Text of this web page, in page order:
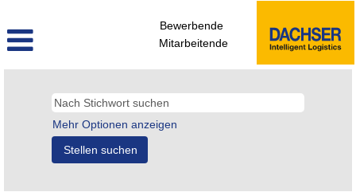
Bewerbende
Mitarbeitende
Mehr Optionen anzeigen